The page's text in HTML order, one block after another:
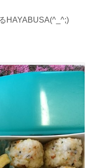
HAYABUSA(^_^;)